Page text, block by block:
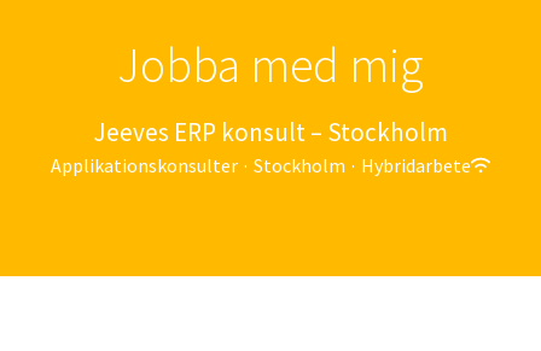
Jobba med mig
Jeeves ERP konsult – Stockholm
Applikationskonsulter · Stockholm · Hybridarbete